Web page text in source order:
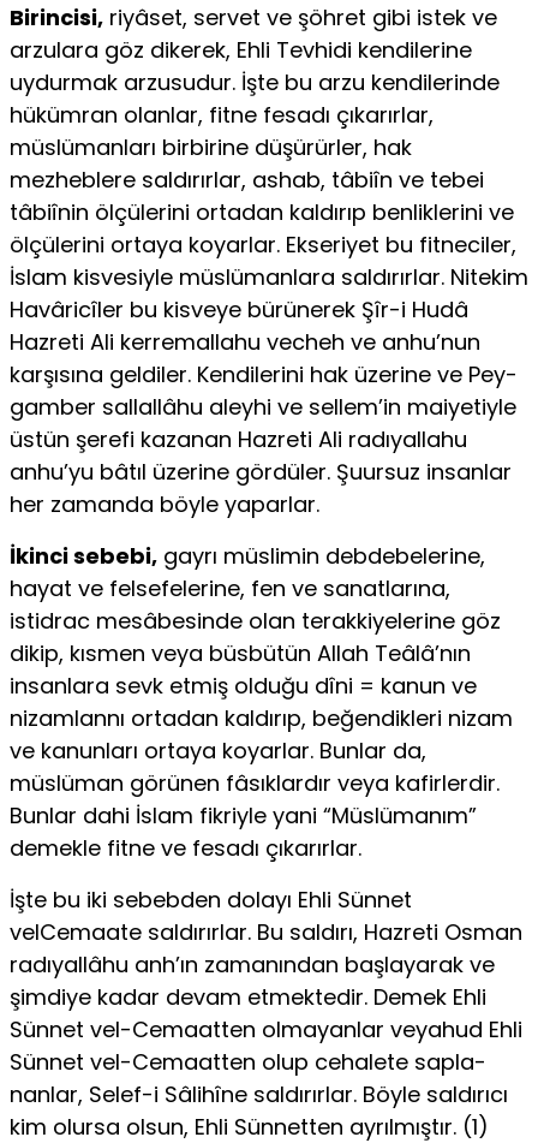
Birincisi, riyâset, servet ve şöhret gibi istek ve
arzulara göz dikerek, Ehli Tevhidi kendilerine
uydurmak arzusudur. İşte bu arzu kendilerinde
hükümran olanlar, fitne fesadı çıkarırlar,
müslümanları birbirine düşürür­ler, hak
mezheblere saldırırlar, ashab, tâbiîn ve tebei
tâbiînin ölçülerini ortadan kaldırıp benliklerini ve
ölçülerini ortaya koyarlar. Ekseriyet bu fitneciler,
İslam kisvesiyle müslümanlara saldırırlar. Nitekim
Havâricîler bu kisveye bürünerek Şîr-i Hudâ
Hazreti Ali kerremallahu vecheh ve anhu’nun
karşısına geldiler. Kendilerini hak üzerine ve Pey­
gamber sallallâhu aleyhi ve sellem’in maiyetiyle
üstün şerefi kazanan Hazreti Ali radıyallahu
anhu’yu bâtıl üzerine gördüler. Şuursuz insanlar
her zamanda böyle yaparlar.
İkinci sebebi, gayrı müslimin debdebelerine,
hayat ve felsefelerine, fen ve sanatlarına,
istidrac mesâbesinde olan terakkiyelerine göz
dikip, kısmen veya büsbütün Allah Teâlâ’nın
insanlara sevk etmiş olduğu dîni = kanun ve
nizamlannı ortadan kaldırıp, beğendikleri nizam
ve kanunları ortaya koyarlar. Bunlar da,
müslüman görünen fâsıklardır veya kafirler­dir.
Bunlar dahi İslam fikriyle yani “Müslümanım”
demekle fitne ve fesadı çıkarırlar.
İşte bu iki sebebden dolayı Ehli Sünnet
velCemaate saldırırlar. Bu saldırı, Hazreti Osman
radıyallâhu anh’ın zamanından başlayarak ve
şimdiye kadar devam etmektedir. Demek Ehli
Sünnet vel-Cemaatten olmayanlar veyahud Ehli
Sünnet vel-Cemaatten olup cehalete sapla­
nanlar, Selef-i Sâlihîne saldırırlar. Böyle saldırıcı
kim olursa olsun, Ehli Sünnetten ayrılmıştır. (1)